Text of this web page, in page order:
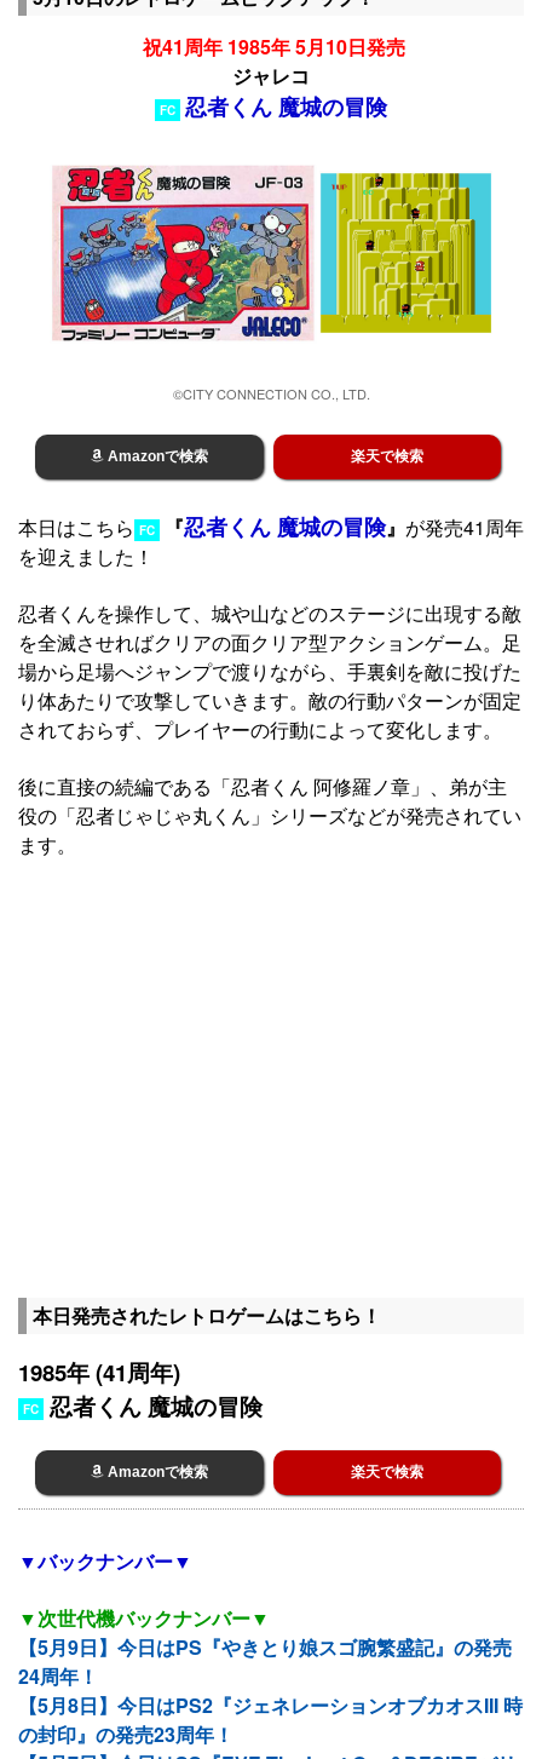
祝41周年 1985年 5月10日発売
ジャレコ
FC 忍者くん 魔城の冒険
©CITY CONNECTION CO., LTD.
Amazonで検索 楽天で検索
本日はこちら FC 『忍者くん 魔城の冒険』 が発売41周年
を迎えました！
忍者くんを操作して、城や山などのステージに出現する敵
を全滅させればクリアの面クリア型アクションゲーム。足
場から足場へジャンプで渡りながら、手裏剣を敵に投げた
り体あたりで攻撃していきます。敵の行動パターンが固定
されておらず、プレイヤーの行動によって変化します。
後に直接の続編である「忍者くん 阿修羅ノ章」、弟が主
役の「忍者じゃじゃ丸くん」シリーズなどが発売されてい
ます。
本日発売されたレトロゲームはこちら！
1985年 (41周年)
FC 忍者くん 魔城の冒険
Amazonで検索 楽天で検索
▼バックナンバー▼
▼次世代機バックナンバー▼
【5月9日】今日はPS『やきとり娘スゴ腕繁盛記』の発売
24周年！
【5月8日】今日はPS2『ジェネレーションオブカオスIII 時
の封印』の発売23周年！